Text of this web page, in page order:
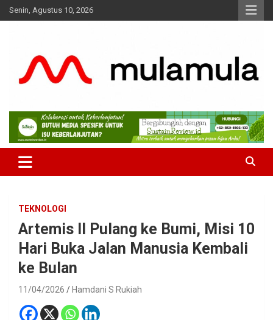
Skip
to
Senin, Agustus 10, 2026
MulaMula
Medianya para Gen Z
TEKNOLOGI
Artemis II Pulang ke Bumi, Misi 10
Hari Buka Jalan Manusia Kembali
ke Bulan
11/04/2026 Hamdani S Rukiah